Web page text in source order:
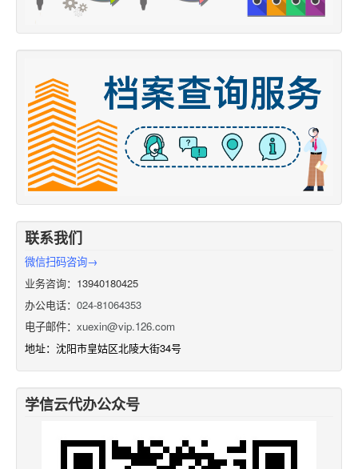
联系我们
微信扫码咨询→
业务咨询：13940180425
办公电话： 024-81064353
电子邮件： xuexin@vip.126.com
地址：沈阳市皇姑区北陵大街34号
学信云代办公众号